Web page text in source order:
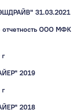
31.03.2021
отчетность ООО МФК
2019
2018